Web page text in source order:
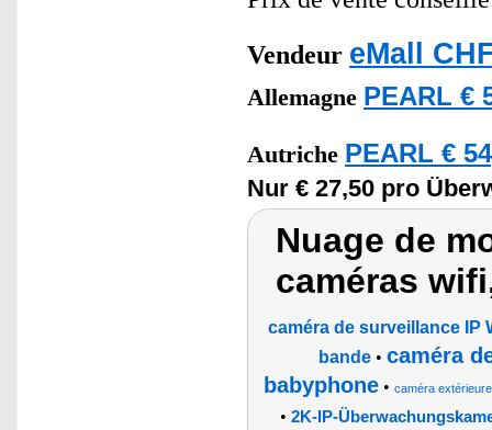
Vendeur eMall
Allemagne PEARL €
Autriche PEARL €
Nur € 27,50 pro
Nuage de
caméras
caméra de surveillance IP
bande • caméra
babyphone• caméra
• 2K-IP-